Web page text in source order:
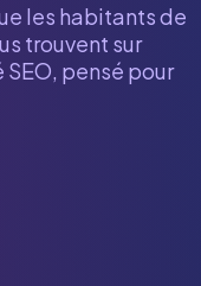
les habitants de
trouvent sur
pensé pour